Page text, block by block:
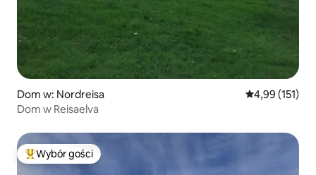
Dom w: Nordreisa Średnia
4,99 (151)
Dom w Reisaelva
Najpopularniejsze z kategorii Wybór gości
Wybór gości